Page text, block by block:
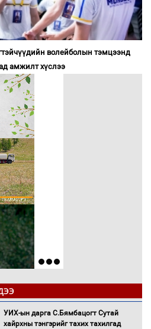
волейболын тэмцээнд
амжилт хүслээ
УИХ-ын дарга С.Бямбацогт Сутай
хайрхны тэнгэрийг тахих тахилгад